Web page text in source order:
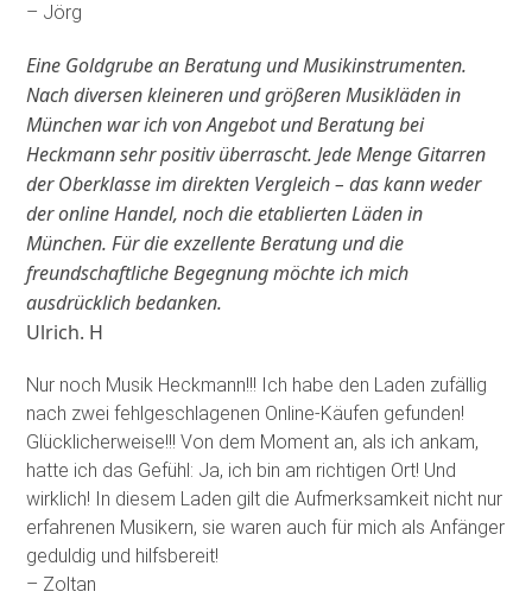
– Jörg
Eine Goldgrube an Beratung und Musikinstrumenten.
Nach diversen kleineren und größeren Musikläden in
München war ich von Angebot und Beratung bei
Heckmann sehr positiv überrascht. Jede Menge Gitarren
der Oberklasse im direkten Vergleich – das kann weder
der online Handel, noch die etablierten Läden in
München. Für die exzellente Beratung und die
freundschaftliche Begegnung möchte ich mich
ausdrücklich bedanken.
Ulrich. H
Nur noch Musik Heckmann!!! Ich habe den Laden zufällig
nach zwei fehlgeschlagenen Online-Käufen gefunden!
Glücklicherweise!!! Von dem Moment an, als ich ankam,
hatte ich das Gefühl: Ja, ich bin am richtigen Ort! Und
wirklich! In diesem Laden gilt die Aufmerksamkeit nicht nur
erfahrenen Musikern, sie waren auch für mich als Anfänger
geduldig und hilfsbereit!
– Zoltan